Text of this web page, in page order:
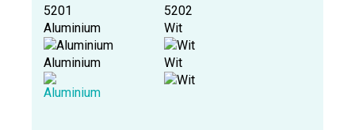
5201
Aluminium
Aluminium
5202
Wit
Wit